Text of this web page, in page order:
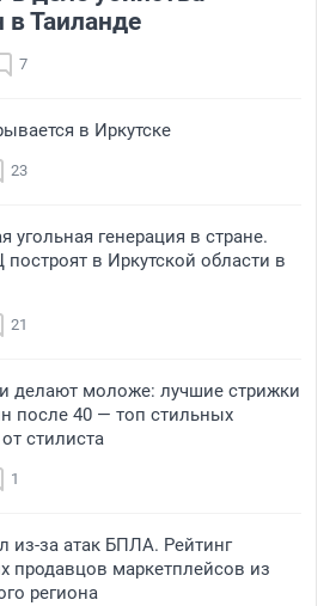
в Таиланде
7
в Иркутске
23
угольная генерация в стране.
в Иркутской области в
21
делают моложе: лучшие стрижки
после 40 — топ стильных
стилиста
1
из-за атак БПЛА. Рейтинг
продавцов маркетплейсов из
региона